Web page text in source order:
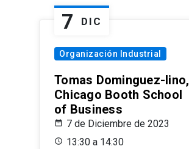
7 DIC
Organización Industrial
Tomas Dominguez-Iino,
Chicago Booth School
of Business
7 de Diciembre de 2023
13:30 a 14:30